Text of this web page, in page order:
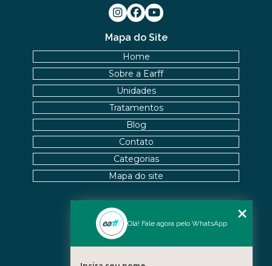
Nossas Unidades
Mapa do Site
Home
Sobre a Earff
Unidades
Tratamentos
Blog
Contato
Categorias
Mapa do site
Olá! Fale agora pelo WhatsApp